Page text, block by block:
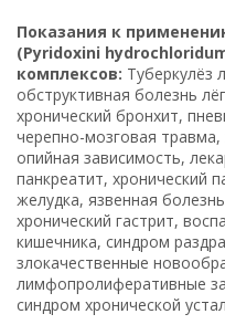
Показания к
(Pyridoxini
комплексов: Туберкулёз
обструктивная болезнь
хронический бронхит,
черепно-мозговая травма,
опийная зависимость,
панкреатит, хронический
желудка, язвенная
хронический гастрит,
кишечника, синдром
злокачественные
лимфопролиферативные
синдром хронической